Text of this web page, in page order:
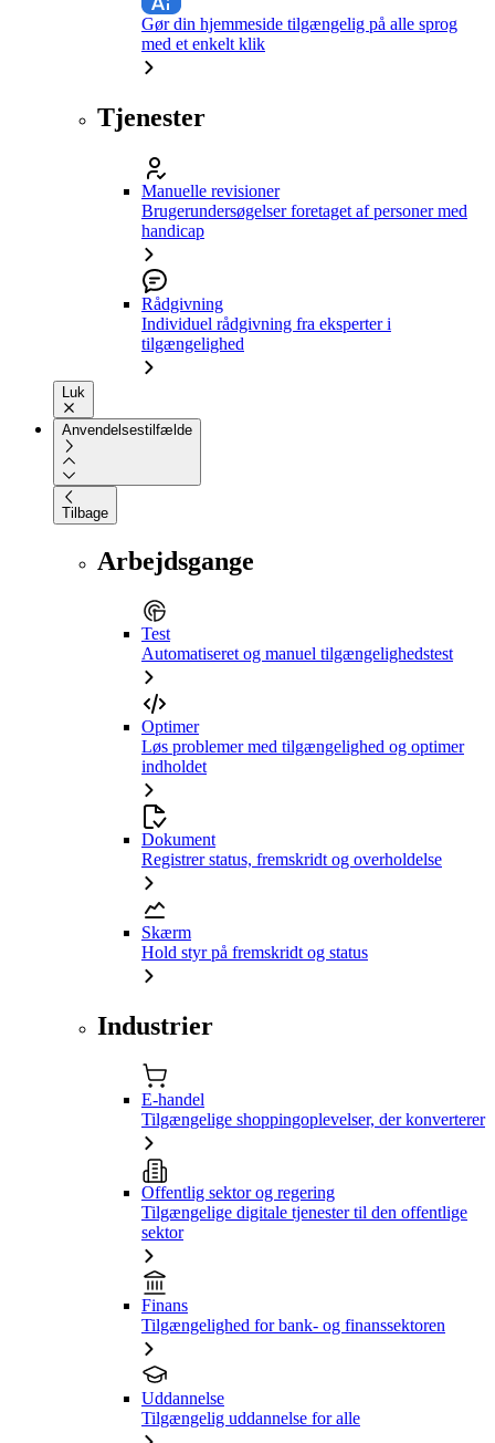
Gør din hjemmeside tilgængelig på alle sprog
med et enkelt klik
Tjenester
Manuelle revisioner
Brugerundersøgelser foretaget af personer med
handicap
Rådgivning
Individuel rådgivning fra eksperter i
tilgængelighed
Luk
Anvendelsestilfælde
Tilbage
Arbejdsgange
Test
Automatiseret og manuel tilgængelighedstest
Optimer
Løs problemer med tilgængelighed og optimer
indholdet
Dokument
Registrer status, fremskridt og overholdelse
Skærm
Hold styr på fremskridt og status
Industrier
E-handel
Tilgængelige shoppingoplevelser, der konverterer
Offentlig sektor og regering
Tilgængelige digitale tjenester til den offentlige
sektor
Finans
Tilgængelighed for bank- og finanssektoren
Uddannelse
Tilgængelig uddannelse for alle